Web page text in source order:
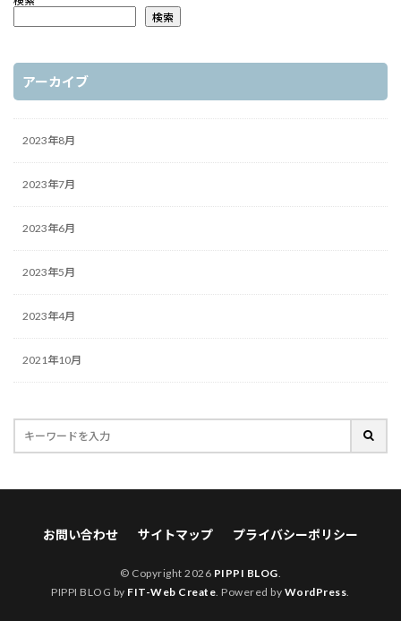
検索
アーカイブ
2023年8月
2023年7月
2023年6月
2023年5月
2023年4月
2021年10月
お問い合わせ サイトマップ プライバシーポリシー
© Copyright 2026 PIPPI BLOG
PIPPI BLOG by FIT-Web Create . Powered by WordPress